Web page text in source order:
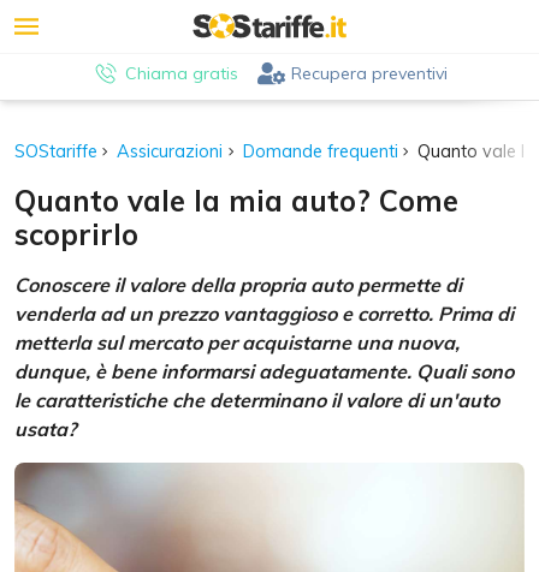
Chiama gratis Recupera preventivi
SOStariffe Assicurazioni Domande frequenti Quanto vale
Quanto vale la mia auto? Come
scoprirlo
Conoscere il valore della propria auto permette di
venderla ad un prezzo vantaggioso e corretto. Prima di
metterla sul mercato per acquistarne una nuova,
dunque, è bene informarsi adeguatamente. Quali sono
le caratteristiche che determinano il valore di un'auto
usata?